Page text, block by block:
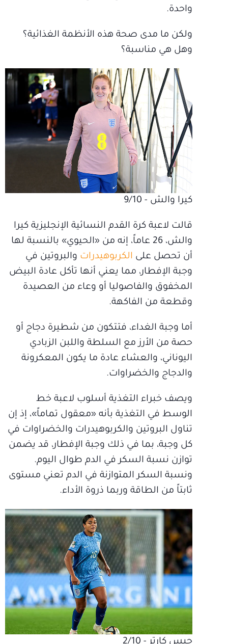
واحدة.
ولكن ما مدى صحة هذه الأنظمة الغذائية؟
وهل هي مناسبة؟
كيرا والش - 9/10
قالت لاعبة كرة القدم النسائية الإنجليزية كيرا
والش، 26 عاماً، إنه من «الحيوي» بالنسبة لها
أن تحصل على الكربوهيدرات والبروتين في
وجبة الإفطار، مما يعني أنها تأكل عادة البيض
المخفوق والفاصوليا أو وعاء من العصيدة
وقطعة من الفاكهة.
أما وجبة الغداء، فتتكون من شطيرة دجاج أو
حصة من الأرز مع السلطة واللبن الزبادي
اليوناني، والعشاء عادة ما يكون المعكرونة
والدجاج والخضراوات.
ويصف خبراء التغذية أسلوب لاعبة خط
الوسط في التغذية بأنه «معقول تماماً»، إذ إن
تناول البروتين والكربوهيدرات والخضراوات في
كل وجبة، بما في ذلك وجبة الإفطار، قد يضمن
توازن نسبة السكر في الدم طوال اليوم.
ونسبة السكر المتوازنة في الدم تعني مستوى
ثابتاً من الطاقة وربما ذروة الأداء.
جيس كارتر - 2/10